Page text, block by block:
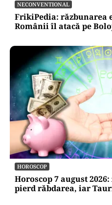
NECONVENTIONAL
FrikiPedia: răzbunarea
Românii îl atacă pe
HOROSCOP
Horoscop 7 august
pierd răbdarea, iar